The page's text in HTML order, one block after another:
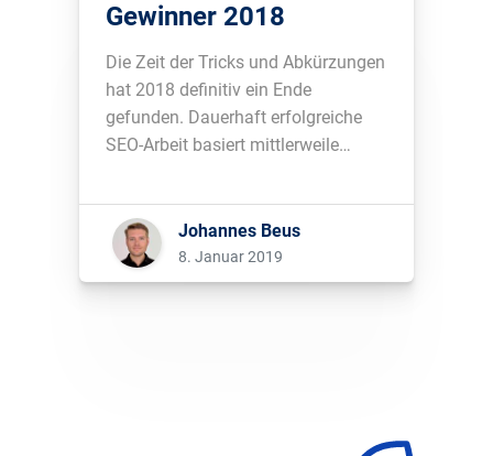
Gewinner 2018
Die Zeit der Tricks und Abkürzungen
hat 2018 definitiv ein Ende
gefunden. Dauerhaft erfolgreiche
SEO-Arbeit basiert mittlerweile
und Treffer zu liefern, die sie
suchen. Webseitenbetreiber, die dies
früh erkannt haben, waren die
Google-Gewinner des letzten
Johannes Beus
8. Januar 2019